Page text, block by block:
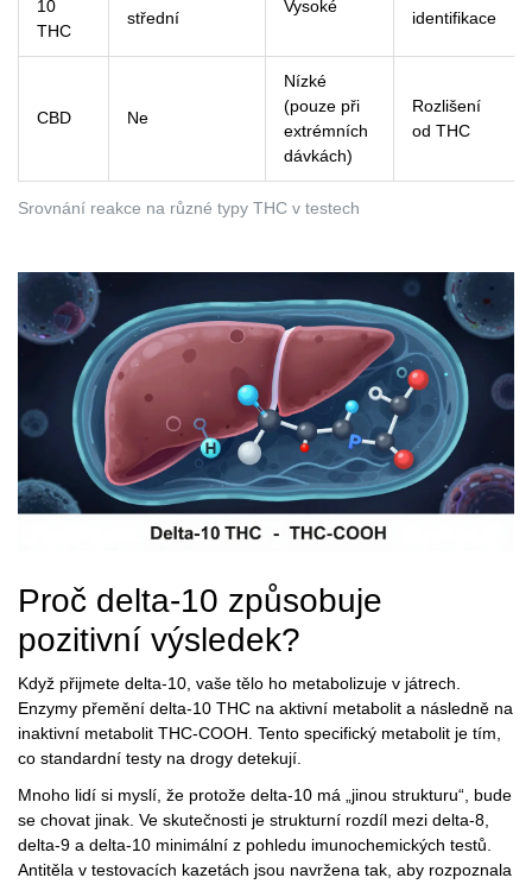
Srovnání reakce na různé typy THC v testech
10
THC
střední
Vysoké
identifikace
CBD Ne
Nízké
(pouze při
extrémních
dávkách)
Rozlišení
od THC
Proč delta-10 způsobuje
pozitivní výsledek?
Když přijmete delta-10, vaše tělo ho metabolizuje v játrech.
Enzymy přemění delta-10 THC na aktivní metabolit a následně na
inaktivní metabolit THC-COOH. Tento specifický metabolit je tím,
co standardní testy na drogy detekují.
Mnoho lidí si myslí, že protože delta-10 má „jinou strukturu“, bude
se chovat jinak. Ve skutečnosti je strukturní rozdíl mezi delta-8,
delta-9 a delta-10 minimální z pohledu imunochemických testů.
Antitěla v testovacích kazetách jsou navržena tak, aby rozpoznala